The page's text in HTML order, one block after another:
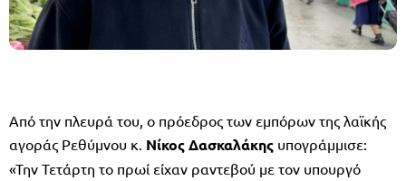
Από την πλευρά του, ο πρόεδρος των εμπόρων της λαϊκής
αγοράς Ρεθύμνου κ. Νίκος Δασκαλάκης υπογράμμισε:
«Την Τετάρτη το πρωί είχαν ραντεβού με τον υπουργό